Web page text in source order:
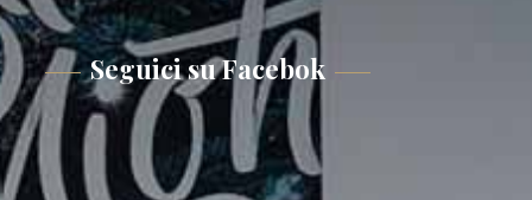
Seguici su Facebok